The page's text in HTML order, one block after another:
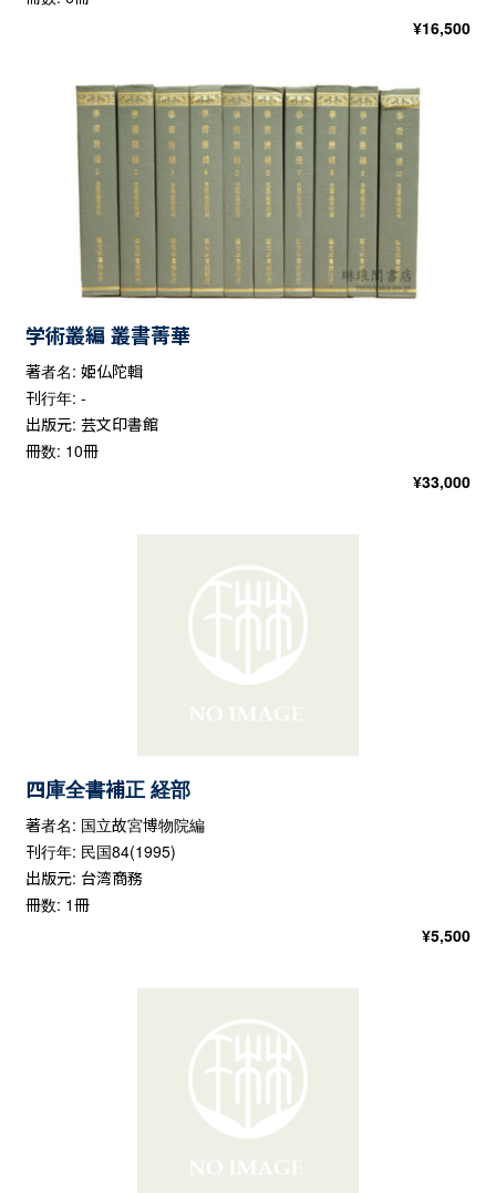
¥16,500
学術叢編 叢書菁華
著者名: 姫仏陀輯
刊行年: -
出版元: 芸文印書館
冊数: 10冊
¥33,000
四庫全書補正 経部
著者名: 国立故宮博物院編
刊行年: 民国84(1995)
出版元: 台湾商務
冊数: 1冊
¥5,500